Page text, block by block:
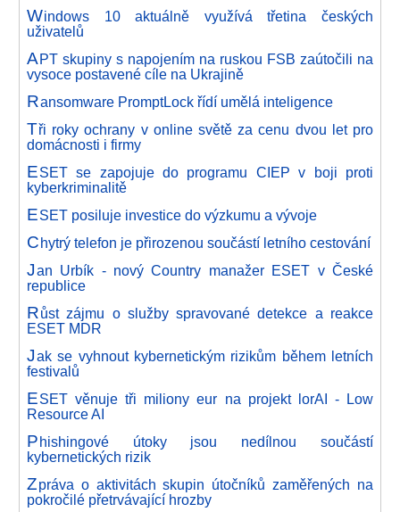
Windows 10 aktuálně využívá třetina českých
uživatelů
APT skupiny s napojením na ruskou FSB zaútočili na
vysoce postavené cíle na Ukrajině
Ransomware PromptLock řídí umělá inteligence
Tři roky ochrany v online světě za cenu dvou let pro
domácnosti i firmy
ESET se zapojuje do programu CIEP v boji proti
kyberkriminalitě
ESET posiluje investice do výzkumu a vývoje
Chytrý telefon je přirozenou součástí letního cestování
Jan Urbík - nový Country manažer ESET v České
republice
Růst zájmu o služby spravované detekce a reakce
ESET MDR
Jak se vyhnout kybernetickým rizikům během letních
festivalů
ESET věnuje tři miliony eur na projekt lorAI - Low
Resource AI
Phishingové útoky jsou nedílnou součástí
kybernetických rizik
Zpráva o aktivitách skupin útočníků zaměřených na
pokročilé přetrvávající hrozby